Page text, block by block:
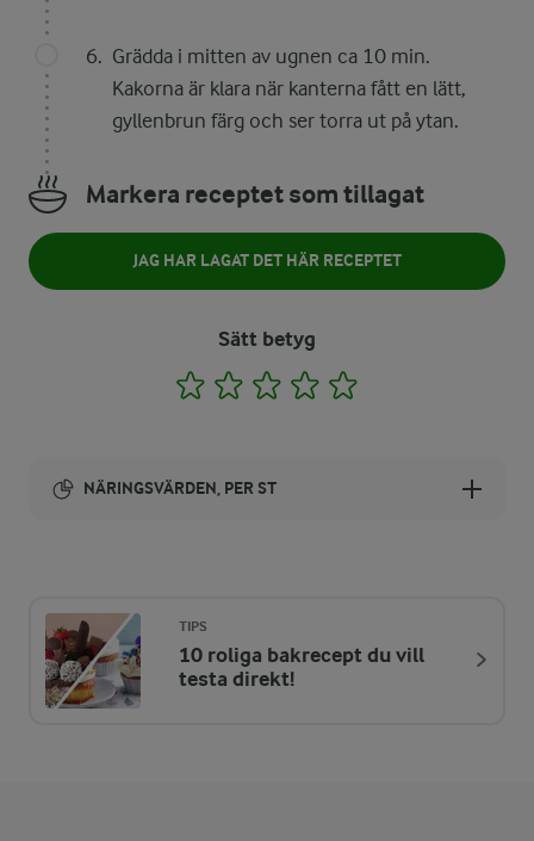
Grädda i mitten av ugnen ca 10 min.
Kakorna är klara när kanterna fått en lätt,
gyllenbrun färg och ser torra ut på ytan.
Markera receptet som tillagat
JAG HAR LAGAT DET HÄR RECEPTET
Sätt betyg
1 2 3 4
NÄRINGSVÄRDEN, PER ST
ENERGIDISTRIBUTION %
NÄRINGSVÄRDEN PER ST
TIPS
10 roliga bakrecept du vill
testa direkt!